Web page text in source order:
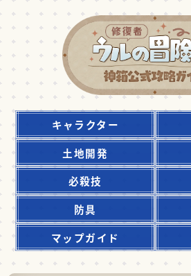
キャラクター
土地開発
必殺技
防具
マップガイド